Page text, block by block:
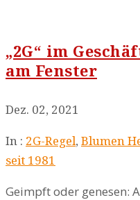
„2G“ im
am Fenster
Dez. 02, 2021
In : 2G-Regel, Blumen
seit 1981
Geimpft oder genesen: